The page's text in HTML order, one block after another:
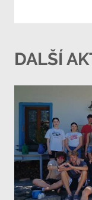
DALŠÍ